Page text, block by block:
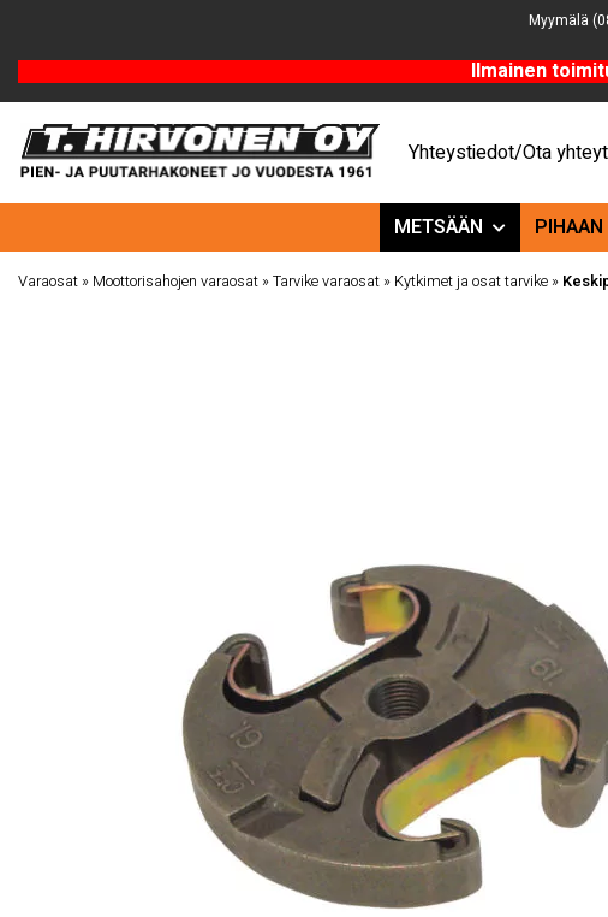
Myymälä
Ilmainen
Yhteystiedot/Ota
METSÄÄN
Varaosat » Moottorisahojen varaosat »Tarvike varaosat » Kytkimet ja osat tarvike »